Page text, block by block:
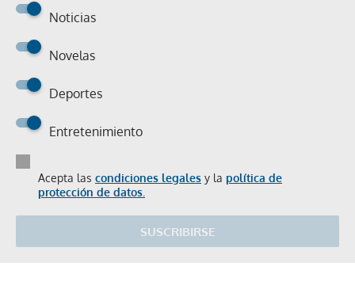
Noticias
Novelas
Deportes
Entretenimiento
Acepta las condiciones legales y la política de
protección de datos.
SUSCRIBIRSE